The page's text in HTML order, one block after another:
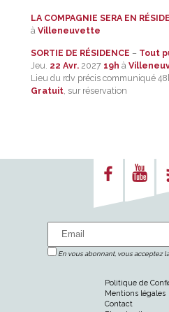
LA COMPAGNIE SERA EN
à Villeneuvette
SORTIE DE RÉSIDENCE – Tout
Jeu. 22 Avr. 2027 19h à
Lieu du rdv précis communiqué
Gratuit , sur réservation
En vous abonnant, vous acceptez
Politique de
Mentions légales
Contact